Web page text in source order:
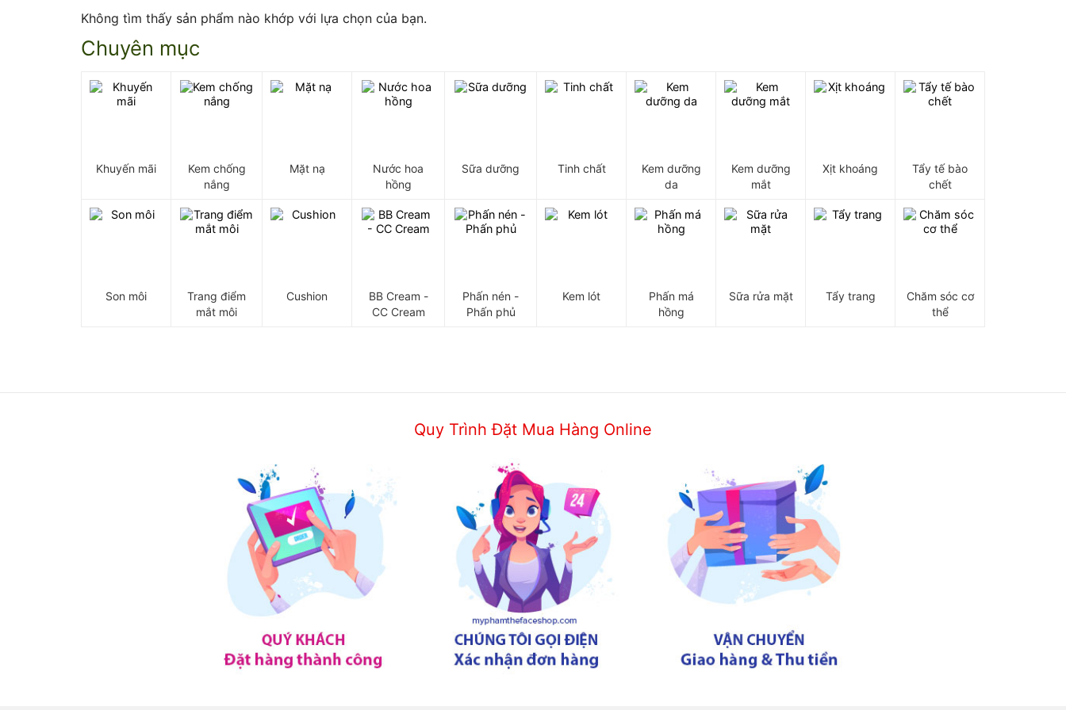
Không tìm thấy sản phẩm nào khớp với lựa chọn của bạn.
Chuyên mục
Khuyến mãi
Kem chống
nắng
Mặt nạ
Nước hoa
hồng
Sữa dưỡng Tinh chất
Kem dưỡng
da
Kem dưỡng
mắt
Xịt khoáng
Tẩy tế bào
chết
Son môi
Trang điểm
mắt môi
Cushion
BB Cream -
CC Cream
Phấn nén -
Phấn phủ
Kem lót
Phấn má
hồng
Sữa rửa mặt Tẩy trang
Chăm sóc cơ
thể
Quy Trình Đặt Mua Hàng Online